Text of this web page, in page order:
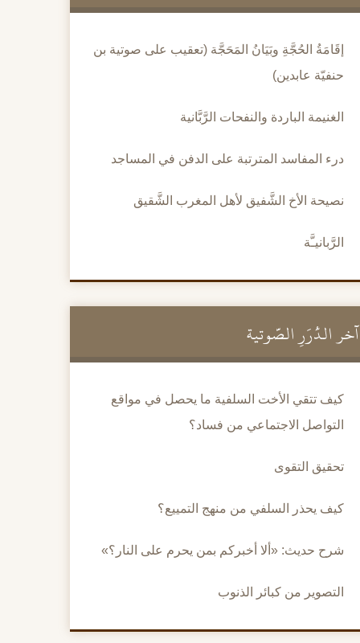
إقَامَةُ الحُجَّةِ وبَيَانُ المَحَجَّة (تعقيب على صوتية بن
حنفيّة عابدين)
الغنيمة الباردة والنفحات الرَّبَّانية
درء المفاسد المترتبة على الدفن في المساجد
نصيحة الأخ الشَّفيق لأهل المغرب الشَّقيق
الرَّبانيـَّة
آخر الدُّرَرِ الصَّوتية
كيف تتقي الأخت السلفية ما يحصل في مواقع
التواصل الاجتماعي من فساد؟
تحقيق التقوى
كيف يحذر السلفي من منهج التمييع؟
شرح حديث: «ألا أخبركم بمن يحرم على النار؟»
التصوير من كبائر الذنوب